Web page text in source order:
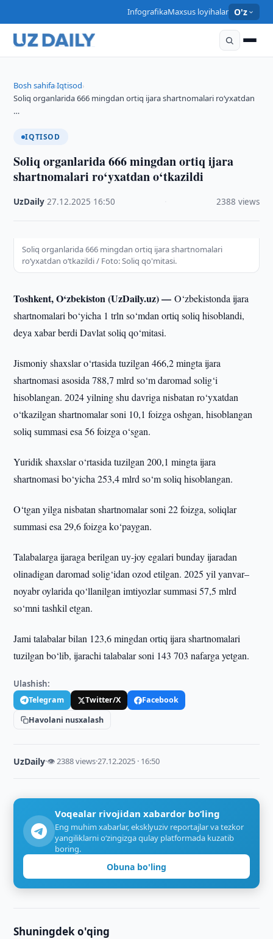
InfografikaMaxsus loyihalar O'z
Bosh sahifa›Iqtisod›
Soliq organlarida 666 mingdan ortiq ijara shartnomalari ro‘yxatdan
…
IQTISOD
Soliq organlarida 666 mingdan ortiq ijara
shartnomalari ro‘yxatdan o‘tkazildi
UzDaily ·27.12.2025 16:50 2388 views
Soliq organlarida 666 mingdan ortiq ijara shartnomalari
ro‘yxatdan o‘tkazildi / Foto: Soliq qo'mitasi.
Toshkent, O‘zbekiston (UzDaily.uz) —O‘zbekistonda ijara
shartnomalari bo‘yicha 1 trln so‘mdan ortiq soliq hisoblandi,
deya xabar berdi Davlat soliq qo‘mitasi.
Jismoniy shaxslar o‘rtasida tuzilgan 466,2 mingta ijara
shartnomasi asosida 788,7 mlrd so‘m daromad solig‘i
hisoblangan. 2024 yilning shu davriga nisbatan ro‘yxatdan
o‘tkazilgan shartnomalar soni 10,1 foizga oshgan, hisoblangan
soliq summasi esa 56 foizga o‘sgan.
Yuridik shaxslar o‘rtasida tuzilgan 200,1 mingta ijara
shartnomasi bo‘yicha 253,4 mlrd so‘m soliq hisoblangan.
O‘tgan yilga nisbatan shartnomalar soni 22 foizga, soliqlar
summasi esa 29,6 foizga ko‘paygan.
Talabalarga ijaraga berilgan uy-joy egalari bunday ijaradan
olinadigan daromad solig‘idan ozod etilgan. 2025 yil yanvar–
noyabr oylarida qo‘llanilgan imtiyozlar summasi 57,5 mlrd
so‘mni tashkil etgan.
Jami talabalar bilan 123,6 mingdan ortiq ijara shartnomalari
tuzilgan bo‘lib, ijarachi talabalar soni 143 703 nafarga yetgan.
Ulashish:
Telegram Twitter/X
Facebook
Havolani nusxalash
UzDaily·👁 2388 views·27.12.2025 · 16:50
Voqealar rivojidan xabardor bo‘ling
Eng muhim xabarlar, eksklyuziv reportajlar va tezkor
yangiliklarni o‘zingizga qulay platformada kuzatib
boring.
Obuna bo'ling
Shuningdek o'qing